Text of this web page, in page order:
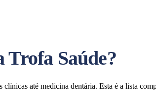
Trofa Saúde?
clínicas até medicina dentária. Esta é a lista